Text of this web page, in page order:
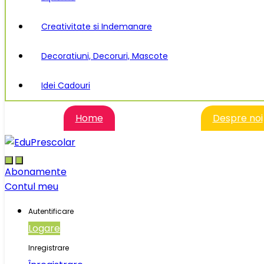
Creativitate si Indemanare
Decoratiuni, Decoruri, Mascote
Idei Cadouri
Home Despre noi
Abonamente
Contul meu
Autentificare
Logare
Inregistrare